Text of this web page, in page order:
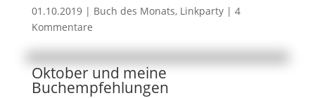
01.10.2019| Buch des Monats, Linkparty| 4
Kommentare
Oktober und meine
Buchempfehlungen